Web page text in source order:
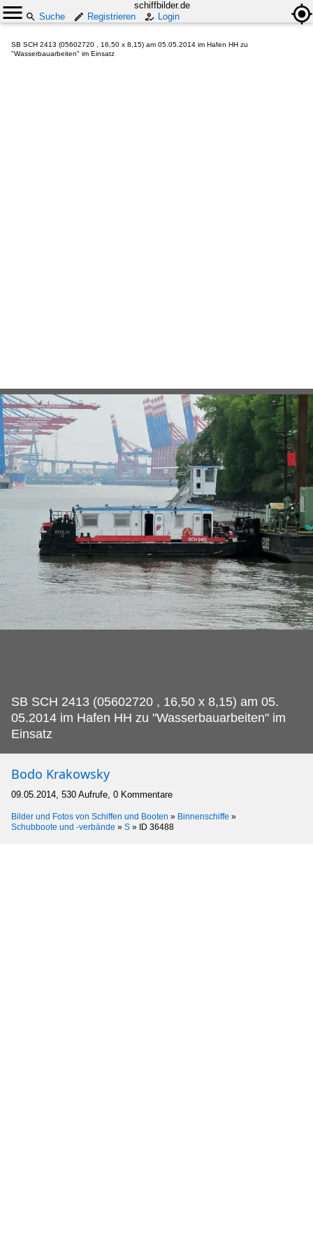
schiffbilder.de
Suche
Registrieren Login
SB SCH 2413 (05602720 , 16,50 x 8,15) am 05.05.2014 im Hafen HH zu
"Wasserbauarbeiten" im Einsatz
SB SCH 2413 (05602720 , 16,50 x 8,15) am 05.
05.2014 im Hafen HH zu "Wasserbauarbeiten" im
Einsatz
Bodo Krakowsky
09.05.2014, 530 Aufrufe, 0 Kommentare
Bilder und Fotos von Schiffen und Booten » Binnenschiffe »
Schubboote und -verbände » S » ID 36488